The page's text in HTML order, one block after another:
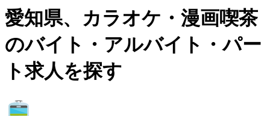
愛知県、カラオケ・漫画喫茶
のバイト・アルバイト・パー
ト求人を探す